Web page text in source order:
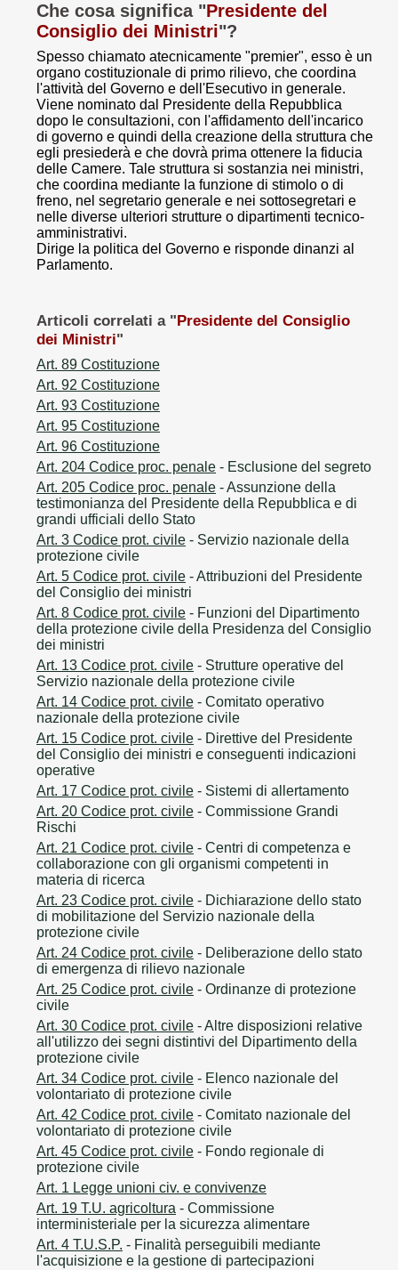
Che cosa significa "Presidente del
Consiglio dei Ministri"?
Spesso chiamato atecnicamente "premier", esso è un
organo costituzionale di primo rilievo, che coordina
l'attività del Governo e dell'Esecutivo in generale.
Viene nominato dal Presidente della Repubblica
dopo le consultazioni, con l'affidamento dell'incarico
di governo e quindi della creazione della struttura che
egli presiederà e che dovrà prima ottenere la fiducia
delle Camere. Tale struttura si sostanzia nei ministri,
che coordina mediante la funzione di stimolo o di
freno, nel segretario generale e nei sottosegretari e
nelle diverse ulteriori strutture o dipartimenti tecnico-
amministrativi.
Dirige la politica del Governo e risponde dinanzi al
Parlamento.
Articoli correlati a "Presidente del Consiglio
dei Ministri"
Art. 89 Costituzione
Art. 92 Costituzione
Art. 93 Costituzione
Art. 95 Costituzione
Art. 96 Costituzione
Art. 204 Codice proc. penale - Esclusione del segreto
Art. 205 Codice proc. penale - Assunzione della
testimonianza del Presidente della Repubblica e di
grandi ufficiali dello Stato
Art. 3 Codice prot. civile - Servizio nazionale della
protezione civile
Art. 5 Codice prot. civile - Attribuzioni del Presidente
del Consiglio dei ministri
Art. 8 Codice prot. civile - Funzioni del Dipartimento
della protezione civile della Presidenza del Consiglio
dei ministri
Art. 13 Codice prot. civile - Strutture operative del
Servizio nazionale della protezione civile
Art. 14 Codice prot. civile - Comitato operativo
nazionale della protezione civile
Art. 15 Codice prot. civile - Direttive del Presidente
del Consiglio dei ministri e conseguenti indicazioni
operative
Art. 17 Codice prot. civile - Sistemi di allertamento
Art. 20 Codice prot. civile - Commissione Grandi
Rischi
Art. 21 Codice prot. civile - Centri di competenza e
collaborazione con gli organismi competenti in
materia di ricerca
Art. 23 Codice prot. civile - Dichiarazione dello stato
di mobilitazione del Servizio nazionale della
protezione civile
Art. 24 Codice prot. civile - Deliberazione dello stato
di emergenza di rilievo nazionale
Art. 25 Codice prot. civile - Ordinanze di protezione
civile
Art. 30 Codice prot. civile - Altre disposizioni relative
all'utilizzo dei segni distintivi del Dipartimento della
protezione civile
Art. 34 Codice prot. civile - Elenco nazionale del
volontariato di protezione civile
Art. 42 Codice prot. civile - Comitato nazionale del
volontariato di protezione civile
Art. 45 Codice prot. civile - Fondo regionale di
protezione civile
Art. 1 Legge unioni civ. e convivenze
Art. 19 T.U. agricoltura - Commissione
interministeriale per la sicurezza alimentare
Art. 4 T.U.S.P. - Finalità perseguibili mediante
l'acquisizione e la gestione di partecipazioni